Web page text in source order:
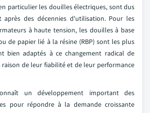
particulier les douilles électriques, sont dus
après des décennies d'utilisation. Pour les
à haute tension, les douilles à base
de papier lié à la résine (RBP) sont les plus
bien adaptés à ce changement radical de
de leur fiabilité et de leur performance
connaît un développement important des
pour répondre à la demande croissante